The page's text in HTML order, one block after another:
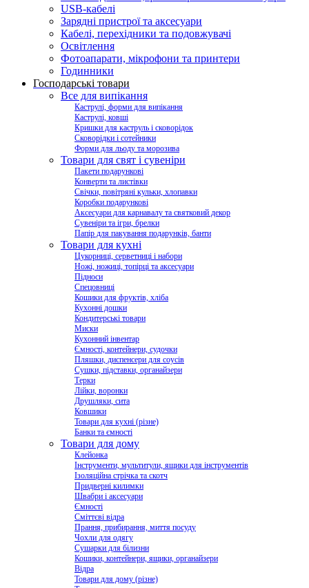
USB-кабелі
Зарядні пристрої та аксесуари
Кабелі, перехідники та подовжувачі
Освітлення
Фотоапарати, мікрофони та принтери
Годинники
Господарські товари
Все для випікання
Каструлі, форми для випікання
Каструлі, ковші
Кришки для каструль і сковорідок
Сковорідки і сотейники
Форми для льоду та морозива
Товари для свят і сувеніри
Пакети подарункові
Конверти та листівки
Свічки, повітряні кульки, хлопавки
Коробки подарункові
Аксесуари для карнавалу та святковий декор
Сувеніри та ігри, брелки
Папір для пакування подарунків, банти
Товари для кухні
Цукорниці, серветниці і набори
Ножі, ножиці, топірці та аксесуари
Підноси
Спецовниці
Кошики для фруктів, хліба
Кухонні дошки
Кондитерські товари
Миски
Кухонний інвентар
Ємності, контейнери, судочки
Пляшки, диспенсери для соусів
Сушки, підставки, органайзери
Терки
Лійки, воронки
Друшляки, сита
Ковшики
Товари для кухні (різне)
Банки та ємності
Товари для дому
Клейонка
Інструменти, мультитули, ящики для інструментів
Ізоляційна стрічка та скотч
Придверні килимки
Швабри і аксесуари
Ємності
Сміттєві відра
Прання, прибирання, миття посуду
Чохли для одягу
Сушарки для білизни
Кошики, контейнери, ящики, органайзери
Відра
Товари для дому (різне)